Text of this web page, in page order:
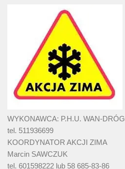
WYKONAWCA: P.H.U. WAN-DRÓG
tel. 511936699
KOORDYNATOR AKCJI ZIMA
Marcin SAWCZUK
tel. 601598222 lub 58 685-83-86